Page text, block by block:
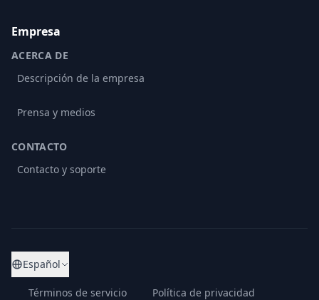
Empresa
ACERCA DE
Descripción de la empresa
Prensa y medios
CONTACTO
Contacto y soporte
Español
Términos de servicio Política de privacidad